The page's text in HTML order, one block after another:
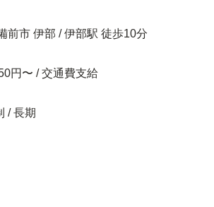
前市 伊部 / 伊部駅 徒歩10分
円〜 / 交通費支給
/ 長期